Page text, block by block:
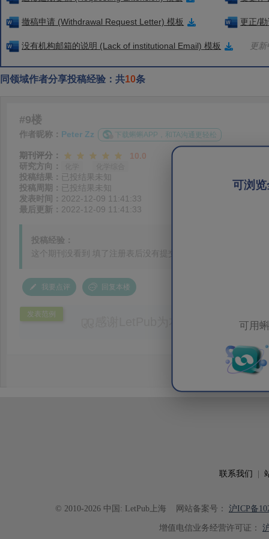
撤稿申请 (Withdrawal Request Letter) 模板 更正/
没有机构邮箱的说明 (Lack of institutional Email) 模板 更
同领域作者分享投稿经验：共10条
可浏
可用
#9楼
作者昵称： Peter Zz 下载蝌蝌APP，和TA沟通更轻松
期刊评分：
10.0
研究方向：
投稿结果： 已投结果未知
投稿周期： 已投结果未知
发表时间： 2022-12-09 11:41:33
最后更新： 2022-12-09 11:41:33
投稿经验：
这个期刊没看到 填了注册表后没有提交或者确定键 ，我没搞懂
我要点评 回复本楼
发表范例
感谢LetPub为本论文提供专业
效应及界面电荷传输等研究内容，
论述逻辑进行了系统梳理，使研究
析及机理讨论之间的关系更加清晰
联系我们
© 2010-2026 中国: LetPub上海 网站备案号： 沪ICP备
增值电信业务经营许可证：